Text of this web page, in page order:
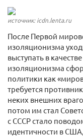
источник: icdn.lenta.ru
После Первой
изоляционизма
выступать в
изоляционизма
политики как
требуется
неких внешних
потом им стал
с СССР стало
идентичности в